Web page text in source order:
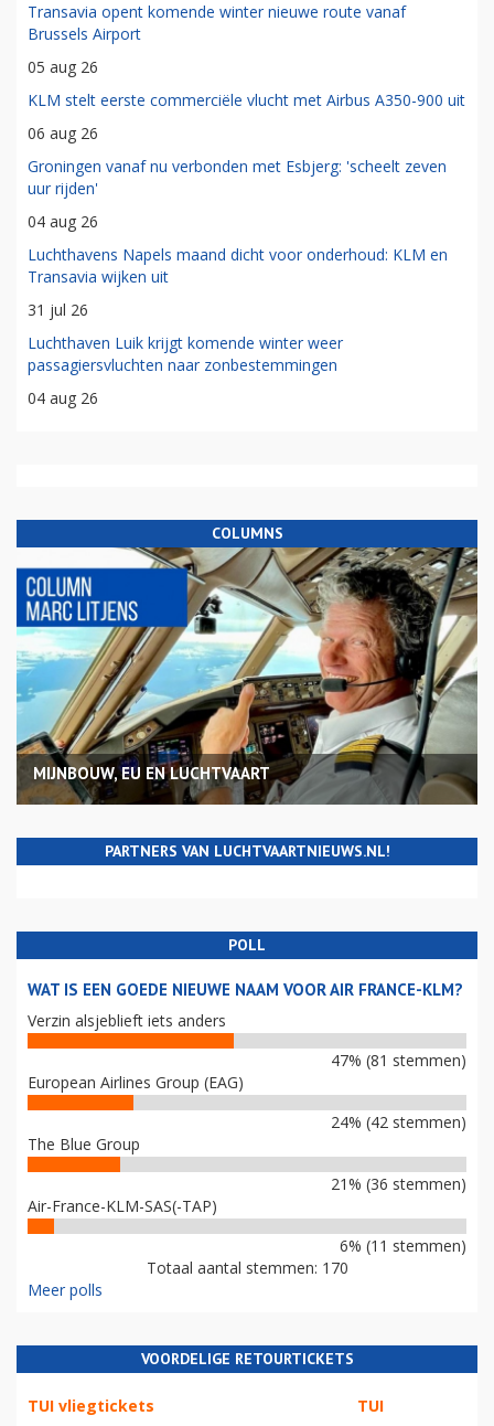
Transavia opent komende winter nieuwe route vanaf
Brussels Airport
05 aug 26
KLM stelt eerste commerciële vlucht met Airbus A350-900 uit
06 aug 26
Groningen vanaf nu verbonden met Esbjerg: 'scheelt zeven
uur rijden'
04 aug 26
Luchthavens Napels maand dicht voor onderhoud: KLM en
Transavia wijken uit
31 jul 26
Luchthaven Luik krijgt komende winter weer
passagiersvluchten naar zonbestemmingen
04 aug 26
COLUMNS
MIJNBOUW, EU EN LUCHTVAART
PARTNERS VAN LUCHTVAARTNIEUWS.NL!
POLL
WAT IS EEN GOEDE NIEUWE NAAM VOOR AIR FRANCE-KLM?
Verzin alsjeblieft iets anders
47% (81 stemmen)
European Airlines Group (EAG)
24% (42 stemmen)
The Blue Group
21% (36 stemmen)
Air-France-KLM-SAS(-TAP)
6% (11 stemmen)
Totaal aantal stemmen: 170
Meer polls
VOORDELIGE RETOURTICKETS
TUI vliegtickets TUI